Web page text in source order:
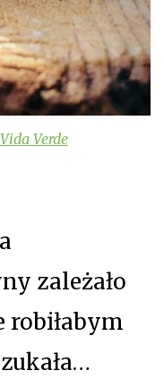
Vida Verde
zależało
robiłabym